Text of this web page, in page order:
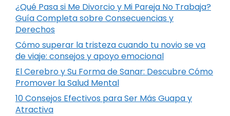
¿Qué Pasa si Me Divorcio y Mi Pareja No Trabaja?
Guía Completa sobre Consecuencias y
Derechos
Cómo superar la tristeza cuando tu novio se va
de viaje: consejos y apoyo emocional
El Cerebro y Su Forma de Sanar: Descubre Cómo
Promover la Salud Mental
10 Consejos Efectivos para Ser Más Guapa y
Atractiva